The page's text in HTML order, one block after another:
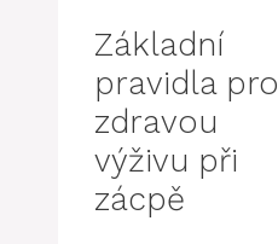
Základní
pravidla pro
zdravou
výživu při
zácpě